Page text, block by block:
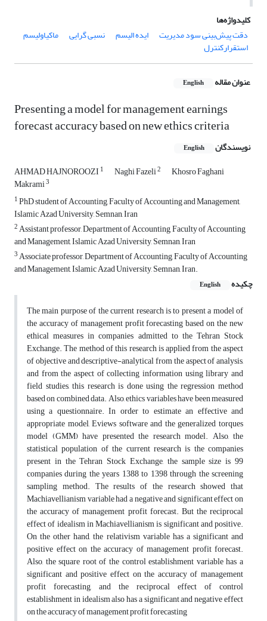
کلیدواژه‌ها
دقت پیش‌بینی سود مدیریت
ایده الیسم نسبی گرایی ماکیاولیسم
استقرارکنترل
عنوان مقاله English
Presenting a model for management earnings
forecast accuracy based on new ethics criteria
نویسندگان English
AHMAD HAJNOROOZI 1 Naghi Fazeli2 Khosro Faghani
Makrami3
1PhD student of Accounting, Faculty of Accounting and Management,
Islamic Azad University, Semnan, Iran
2Assistant professor, Department of Accounting, Faculty of Accounting
and Management, Islamic Azad University, Semnan, Iran
3Associate professor, Department of Accounting, Faculty of Accounting
and Management, Islamic Azad University, Semnan, Iran.
چکیده
English
The main purpose of the current research is to present a model of
the accuracy of management profit forecasting based on the new
ethical measures in companies admitted to the Tehran Stock
Exchange. The method of this research is applied from the aspect
of objective and descriptive-analytical from the aspect of analysis,
and from the aspect of collecting information using library and
field studies, this research is done using the regression method
based on combined data. Also, ethics variables have been measured
using a questionnaire. In order to estimate an effective and
appropriate model, Eviews software and the generalized torques
model (GMM) have presented the research model. Also, the
statistical population of the current research is the companies
present in the Tehran Stock Exchange, the sample size is 99
companies during the years 1388 to 1398 through the screening
sampling method. The results of the research showed that
Machiavellianism variable had a negative and significant effect on
the accuracy of management profit forecast. But the reciprocal
effect of idealism in Machiavellianism is significant and positive.
On the other hand, the relativism variable has a significant and
positive effect on the accuracy of management profit forecast.
Also, the square root of the control establishment variable has a
significant and positive effect on the accuracy of management
profit forecasting, and the reciprocal effect of control
establishment in idealism also has a significant and negative effect
on the accuracy of management profit forecasting